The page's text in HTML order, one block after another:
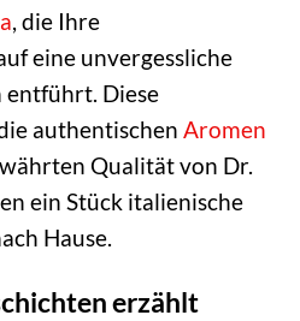
, die Ihre
eine unvergessliche
entführt. Diese
authentischen Aromen
Qualität von Dr.
ein Stück italienische
Hause.
erzählt